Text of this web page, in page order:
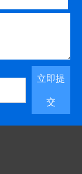
立即提
交